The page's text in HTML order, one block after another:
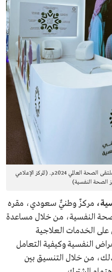
جناح المركز الوطني لتعزيز الصحة النفسية في ملتقى الصحة العالمي 2024م. (المركز الإعلامي
الصحة النفسية)
مركزٌ وطنيٌّ سعودي، مقره
النفسية، من خلال مساعدة
الخدمات العلاجية
النفسية وكيفية التعامل
من خلال التنسيق بين